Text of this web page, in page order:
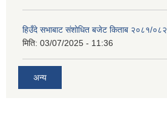
हिउँदे सभाबाट संशोधित बजेट किताब २०८१/०८२
मिति: 03/07/2025 - 11:36
अन्य